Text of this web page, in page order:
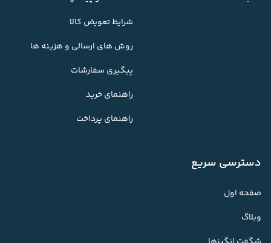
شرایط تعویض کالا
روش های ارسالی و هزینه ها
پیگیری سفارشات
راهنمای خرید
راهنمای پرداخت
دسترسی سریع
صفحه اول
وبلاگ